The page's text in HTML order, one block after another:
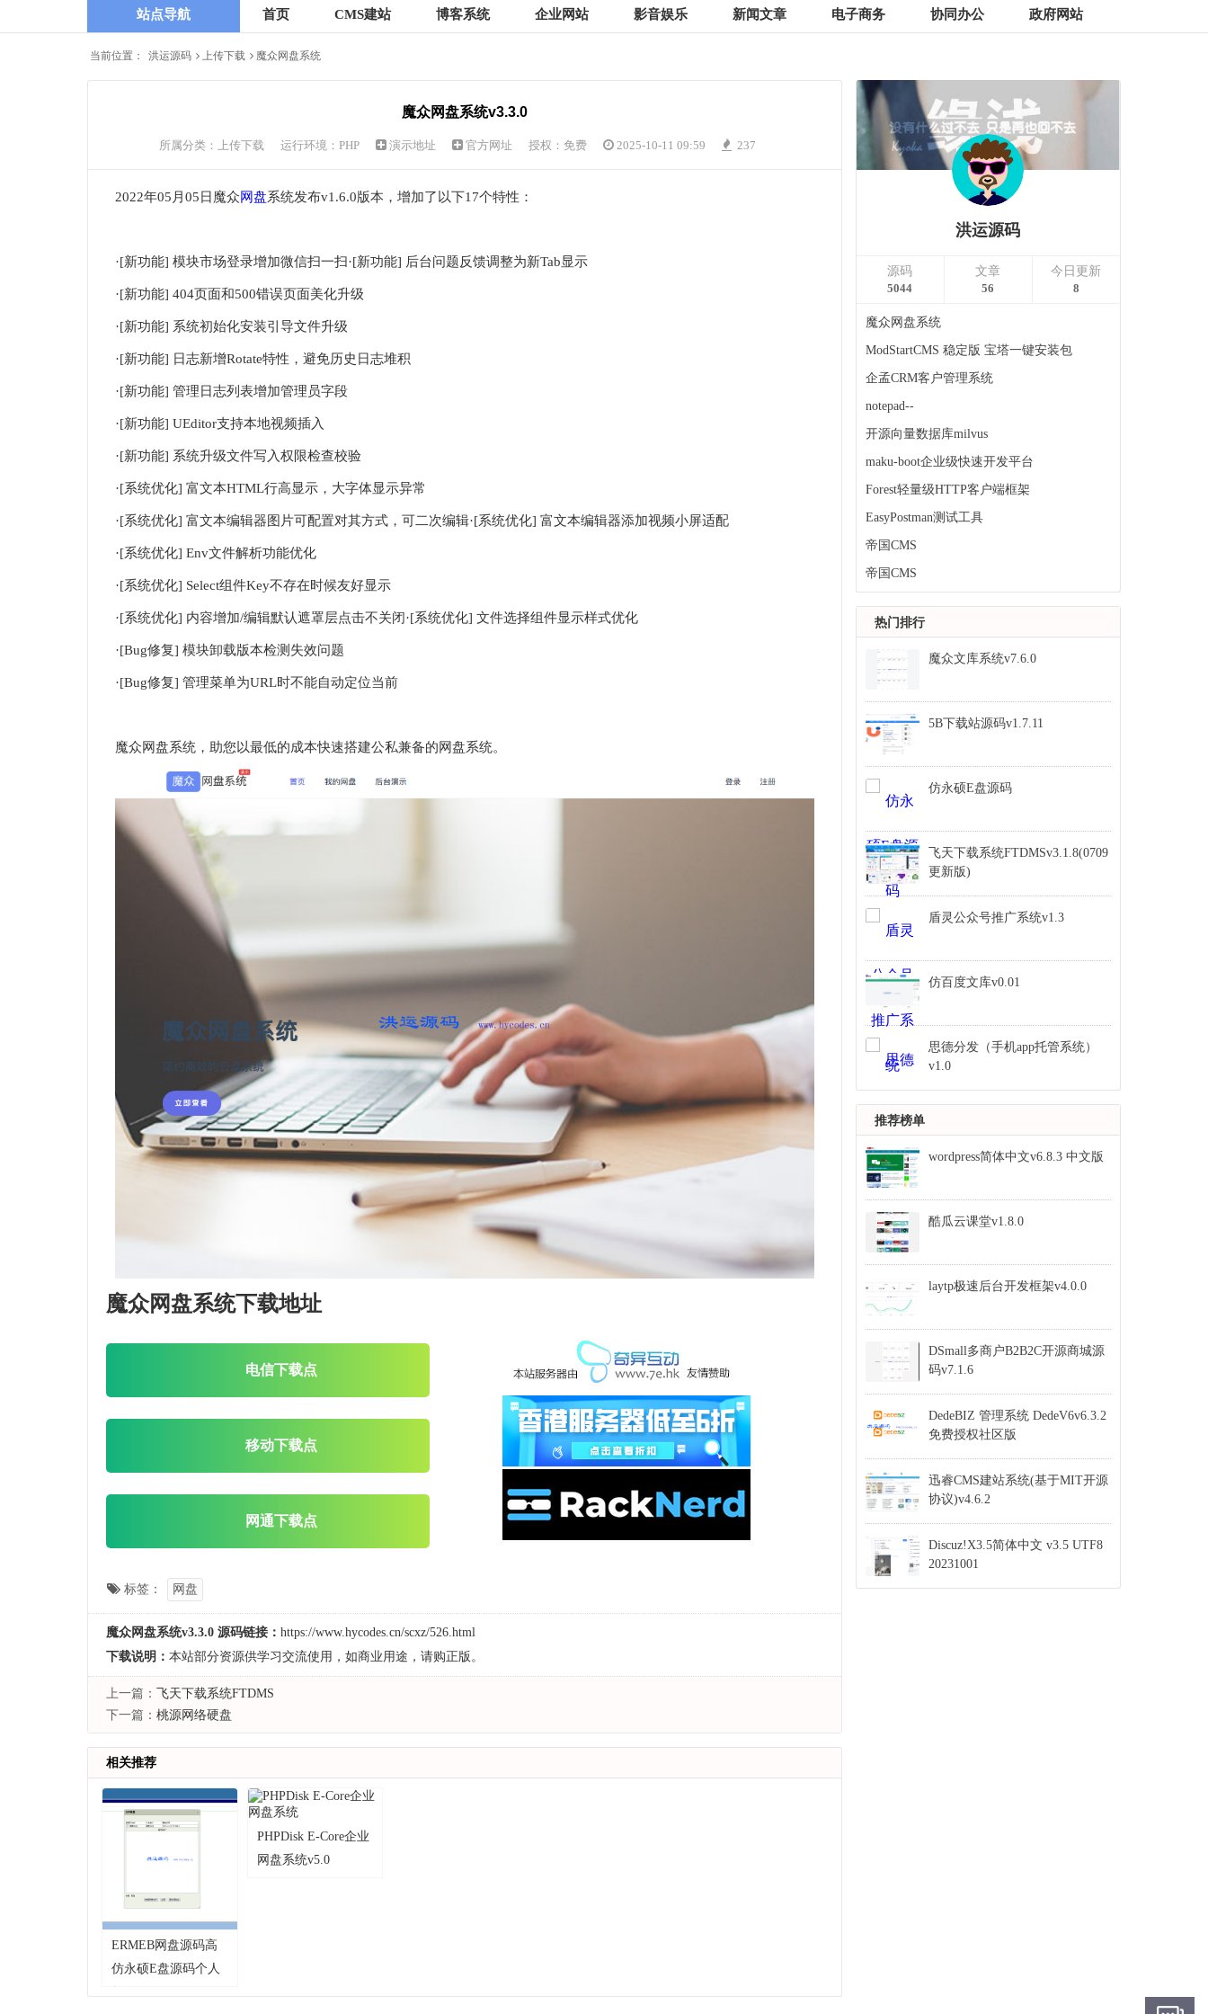
站点导航 首页 CMS建站 博客系统 企业网站 影音娱乐 新闻文章 电子商务 协同办公 政府网站
当前位置： 洪运源码 上传下载 魔众网盘系统
魔众网盘系统v3.3.0
所属分类： 上传下载 运行环境：PHP 演示地址 官方网址 授权：免费 2025-10-11 09:59 237
2022年05月05日魔众网盘系统发布v1.6.0版本，增加了以下17个特性：
·[新功能] 模块市场登录增加微信扫一扫·[新功能] 后台问题反馈调整为新Tab显示
·[新功能] 404页面和500错误页面美化升级
·[新功能] 系统初始化安装引导文件升级
·[新功能] 日志新增Rotate特性，避免历史日志堆积
·[新功能] 管理日志列表增加管理员字段
·[新功能] UEditor支持本地视频插入
·[新功能] 系统升级文件写入权限检查校验
·[系统优化] 富文本HTML行高显示，大字体显示异常
·[系统优化] 富文本编辑器图片可配置对其方式，可二次编辑·[系统优化] 富文本编辑器添加视频小屏适配
·[系统优化] Env文件解析功能优化
·[系统优化] Select组件Key不存在时候友好显示
·[系统优化] 内容增加/编辑默认遮罩层点击不关闭·[系统优化] 文件选择组件显示样式优化
·[Bug修复] 模块卸载版本检测失效问题
·[Bug修复] 管理菜单为URL时不能自动定位当前
魔众网盘系统，助您以最低的成本快速搭建公私兼备的网盘系统。
魔众网盘系统下载地址
电信下载点
移动下载点
网通下载点
标签： 网盘
魔众网盘系统v3.3.0 源码链接： https://www.hycodes.cn/scxz/526.html
下载说明： 本站部分资源供学习交流使用，如商业用途，请购正版。
上一篇：
飞天下载系统FTDMS
下一篇： 桃源网络硬盘
相关推荐
ERMEB网盘源码高
仿永硕E盘源码个人
PHPDisk E-Core企业
网盘系统v5.0
洪运源码
源码
5044
文章
56
今日更新
8
魔众网盘系统
ModStartCMS 稳定版 宝塔一键安装包
企孟CRM客户管理系统
notepad--
开源向量数据库milvus
maku-boot企业级快速开发平台
Forest轻量级HTTP客户端框架
EasyPostman测试工具
帝国CMS
帝国CMS
热门排行
魔众文库系统v7.6.0
5B下载站源码v1.7.11
仿永硕E盘源码
飞天下载系统FTDMSv3.1.8(0709
更新版)
盾灵公众号推广系统v1.3
仿百度文库v0.01
思德分发（手机app托管系统）
v1.0
推荐榜单
wordpress简体中文v6.8.3 中文版
酷瓜云课堂v1.8.0
laytp极速后台开发框架v4.0.0
DSmall多商户B2B2C开源商城源
码v7.1.6
DedeBIZ 管理系统 DedeV6v6.3.2
免费授权社区版
迅睿CMS建站系统(基于MIT开源
协议)v4.6.2
Discuz!X3.5简体中文 v3.5 UTF8
20231001